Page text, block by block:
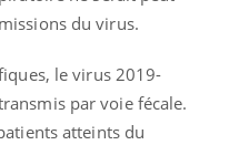
du virus.
le virus 2019-
par voie fécale.
atteints du